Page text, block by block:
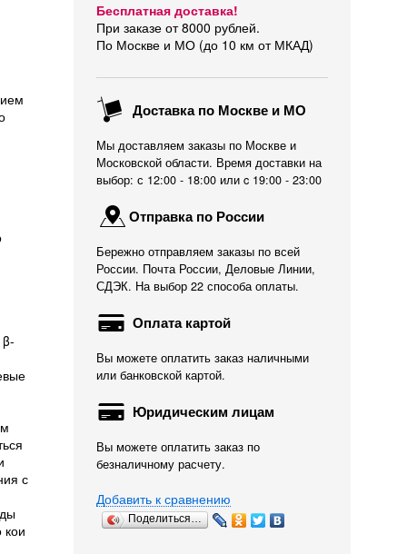
Бесплатная доставка!
При заказе от 8000 рублей.
По Москве и МО (до 10 км от МКАД)
Доставка по Москве и МО
Мы доставляем заказы по Москве и
Московской области. Время доставки на
выбор: с 12:00 - 18:00 или c 19:00 - 23:00
Отправка по России
Бережно отправляем заказы по всей
России. Почта России, Деловые Линии,
СДЭК. На выбор 22 способа оплаты.
Оплата картой
Вы можете оплатить заказ наличными
или банковской картой.
Юридическим лицам
Вы можете оплатить заказ по
безналичному расчету.
Добавить к сравнению
Поделиться…
с
кои